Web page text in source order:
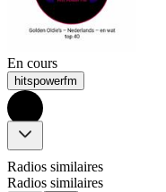
En cours
hitspowerfm
Radios similaires
Radios similaires